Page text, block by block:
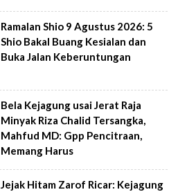
Ramalan Shio 9 Agustus 2026: 5
Shio Bakal Buang Kesialan dan
Buka Jalan Keberuntungan
Bela Kejagung usai Jerat Raja
Minyak Riza Chalid Tersangka,
Mahfud MD: Gpp Pencitraan,
Memang Harus
Jejak Hitam Zarof Ricar: Kejagung